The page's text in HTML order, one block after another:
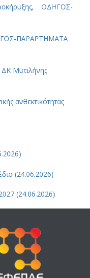
ΟΔΗΓΟΣ-
ΠΑΡΑΡΤΗΜΑΤΑ
Μυτιλήνης
ανθεκτικότητας
(24.06.2026)
(24.06.2026)